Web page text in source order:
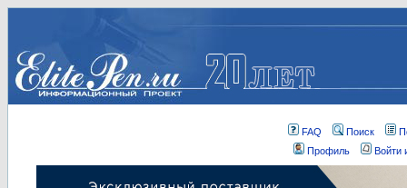
FAQ Поиск
Профиль
Войти